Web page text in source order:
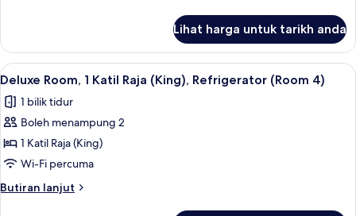
Ratu
(Queen),
Refrigerator
(Room
3)
Room,
Katil
(Queen),
Refrigerator
3)
Lihat harga untuk tarikh anda
Lihat
semua
foto
untuk
Deluxe
Room,
1
Katil
Deluxe Room, 1 Katil Raja (King),
5
Deluxe Room, 1 Katil Raja (King), Refrigerator (Room 4)
1 bilik tidur
Boleh menampung 2
1 Katil Raja (King)
Wi-Fi percuma
Butiran lanjut
Butiran